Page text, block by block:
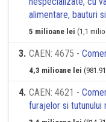
alimentare, bauturi
5 milioane lei (1,1
3. CAEN: 4675 -
4,3 milioane lei
4. CAEN: 4621 -
furajelor si tutunului